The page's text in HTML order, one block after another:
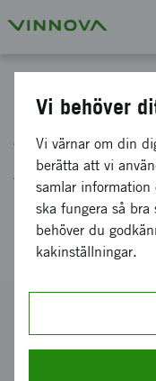
Avancerade
(Triple A)
Vi behöver
Vi värnar om din
berätta att vi
samlar
ska fungera så
behöver du
kakinställningar.